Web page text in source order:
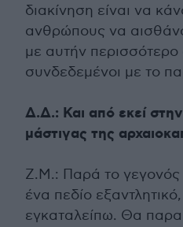
διακίνηση είναι να
ανθρώπους να
με αυτήν περισσότερο
συνδεδεμένοι με το
Δ.Δ.: Και από εκεί
μάστιγας της
Ζ.Μ.: Παρά το γεγονός
ένα πεδίο
εγκαταλείπω. Θα